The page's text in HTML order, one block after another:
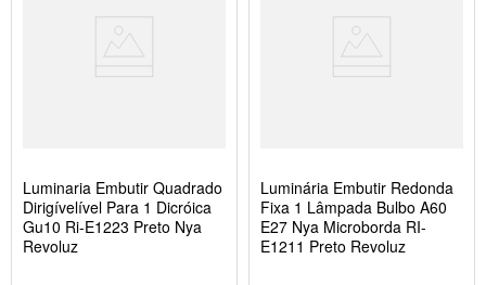
Luminaria Embutir Quadrado
Dirigívelível Para 1 Dicróica
Gu10 Ri-E1223 Preto Nya
Revoluz
Luminária Embutir Redonda
Fixa 1 Lâmpada Bulbo A60
E27 Nya Microborda RI-
E1211 Preto Revoluz